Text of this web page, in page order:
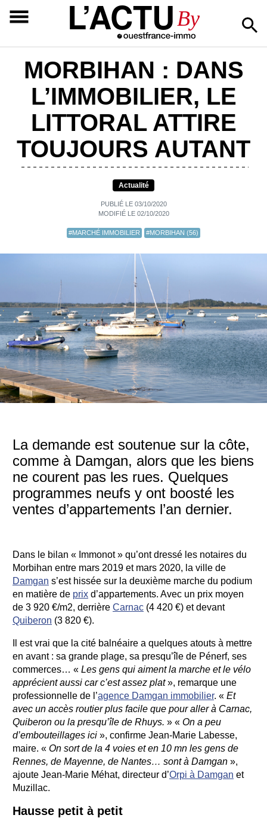
L’ACTUBy
MORBIHAN : DANS
L’IMMOBILIER, LE
LITTORAL ATTIRE
TOUJOURS AUTANT
Actualité
PUBLIÉ LE 03/10/2020
MODIFIÉ LE 02/10/2020
#MARCHÉ IMMOBILIER #MORBIHAN (56)
La demande est soutenue sur la côte,
comme à Damgan, alors que les biens
ne courent pas les rues. Quelques
programmes neufs y ont boosté les
ventes d’appartements l’an dernier.
Dans le bilan « Immonot » qu’ont dressé les notaires du
Morbihan entre mars 2019 et mars 2020, la ville de
Damgan s’est hissée sur la deuxième marche du podium
en matière de prix d’appartements. Avec un prix moyen
de 3 920 €/m2, derrière Carnac (4 420 €) et devant
Quiberon (3 820 €).
Il est vrai que la cité balnéaire a quelques atouts à mettre
en avant : sa grande plage, sa presqu’île de Pénerf, ses
commerces… « Les gens qui aiment la marche et le vélo
apprécient aussi car c’est assez plat», remarque une
professionnelle de l’agence Damgan immobilier. « Et
avec un accès routier plus facile que pour aller à Carnac,
Quiberon ou la presqu’île de Rhuys. » « On a peu
d’embouteillages ici », confirme Jean-Marie Labesse,
maire. « On sort de la 4 voies et en 10 mn les gens de
Rennes, de Mayenne, de Nantes… sont à Damgan »,
ajoute Jean-Marie Méhat, directeur d’Orpi à Damgan et
Muzillac.
Hausse petit à petit